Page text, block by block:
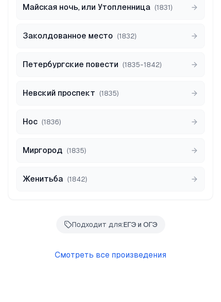
Майская ночь, или Утопленница (1831)
Заколдованное место (1832)
Петербургские повести (1835-1842)
Невский проспект (1835)
Нос (1836)
Миргород (1835)
Женитьба (1842)
Подходит для:ЕГЭ и ОГЭ
Смотреть все произведения